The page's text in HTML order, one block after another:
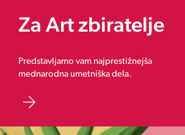
Za Art zbiratelje
Predstavljamo vam najprestižnejša
mednarodna umetniška dela.